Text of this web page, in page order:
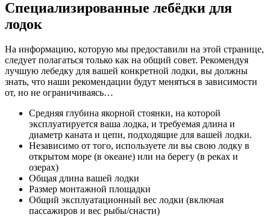
Специализированные лебёдки для
лодок
На информацию, которую мы предоставили на этой странице,
следует полагаться только как на общий совет. Рекомендуя
лучшую лебедку для вашей конкретной лодки, вы должны
знать, что наши рекомендации будут меняться в зависимости
от, но не ограничиваясь…
Средняя глубина якорной стоянки, на которой
эксплуатируется ваша лодка, и требуемая длина и
диаметр каната и цепи, подходящие для вашей лодки.
Независимо от того, используете ли вы свою лодку в
открытом море (в океане) или на берегу (в реках и
озерах)
Общая длина вашей лодки
Размер монтажной площадки
Общий эксплуатационный вес лодки (включая
пассажиров и вес рыбы/снасти)